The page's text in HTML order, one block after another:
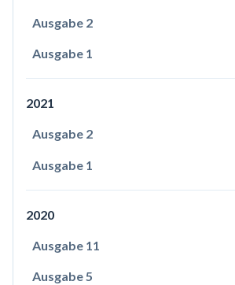
Ausgabe 2
Ausgabe 1
2021
Ausgabe 2
Ausgabe 1
2020
Ausgabe 11
Ausgabe 5